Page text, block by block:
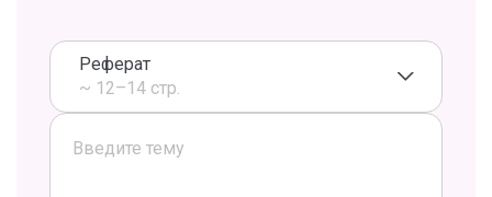
Реферат
~ 12–14 стр.